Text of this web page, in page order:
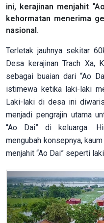
ini, kerajinan menjahit
kehormatan menerima
nasional.
Terletak jauhnya sekitar
Desa kerajinan Trach Xa,
sebagai buaian dari “Ao
istimewa ketika laki-laki
Laki-laki di desa ini
menjadi pengrajin utama
“Ao Dai” di keluarga.
mengubah konsepnya,
menjahit “Ao Dai” seperti